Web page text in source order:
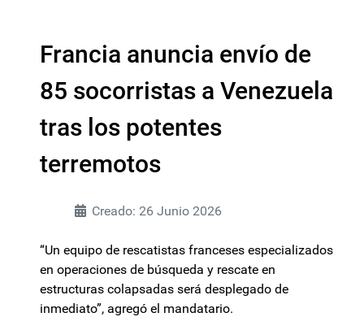
Francia anuncia envío de
85 socorristas a Venezuela
tras los potentes
terremotos
Creado: 26 Junio 2026
“Un equipo de rescatistas franceses especializados
en operaciones de búsqueda y rescate en
estructuras colapsadas será desplegado de
inmediato”, agregó el mandatario.